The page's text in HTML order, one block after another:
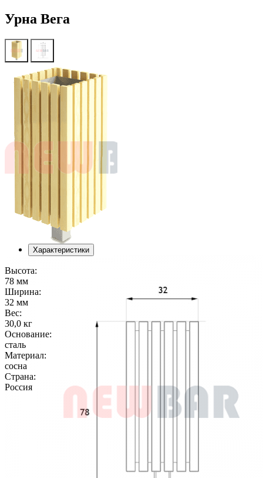
Урна Вега
Характеристики
Высота:
78 мм
Ширина:
32 мм
Вес:
30,0 кг
Основание:
сталь
Материал:
сосна
Страна:
Россия